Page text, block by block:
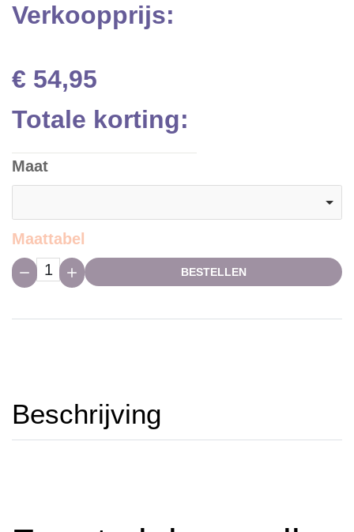
Verkoopprijs:
€ 54,95
Totale korting:
Maat
Maattabel
Hoeveelheid:
BESTELLEN
Beschrijving